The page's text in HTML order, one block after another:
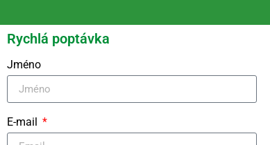
Rychlá poptávka
Jméno
E-mail